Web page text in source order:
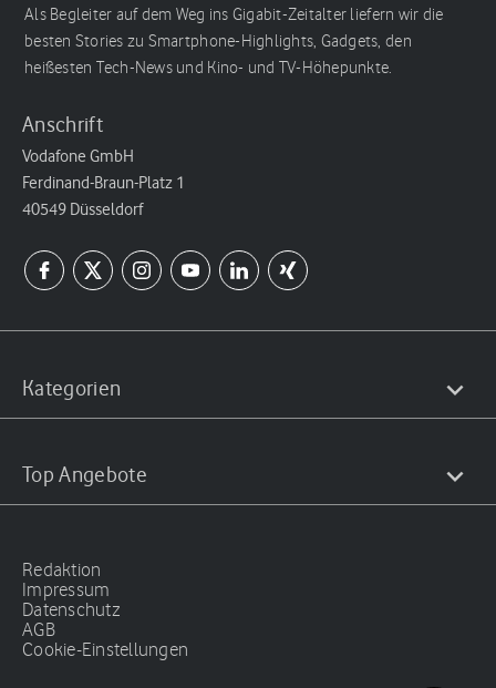
Als Begleiter auf dem Weg ins Gigabit-Zeitalter liefern wir die
besten Stories zu Smartphone-Highlights, Gadgets, den
heißesten Tech-News und Kino- und TV-Höhepunkte.
Anschrift
Vodafone GmbH
Ferdinand-Braun-Platz 1
40549 Düsseldorf
Kategorien
Top Angebote
Redaktion
Impressum
Datenschutz
AGB
Cookie-Einstellungen